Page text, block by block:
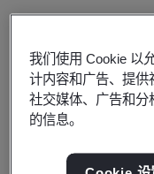
安全管理体系系列的
政策为后盾，是以人
要延续。
我们使用 Cookie 以
计内容和广告、提供
社交媒体、广告和分
的信息。